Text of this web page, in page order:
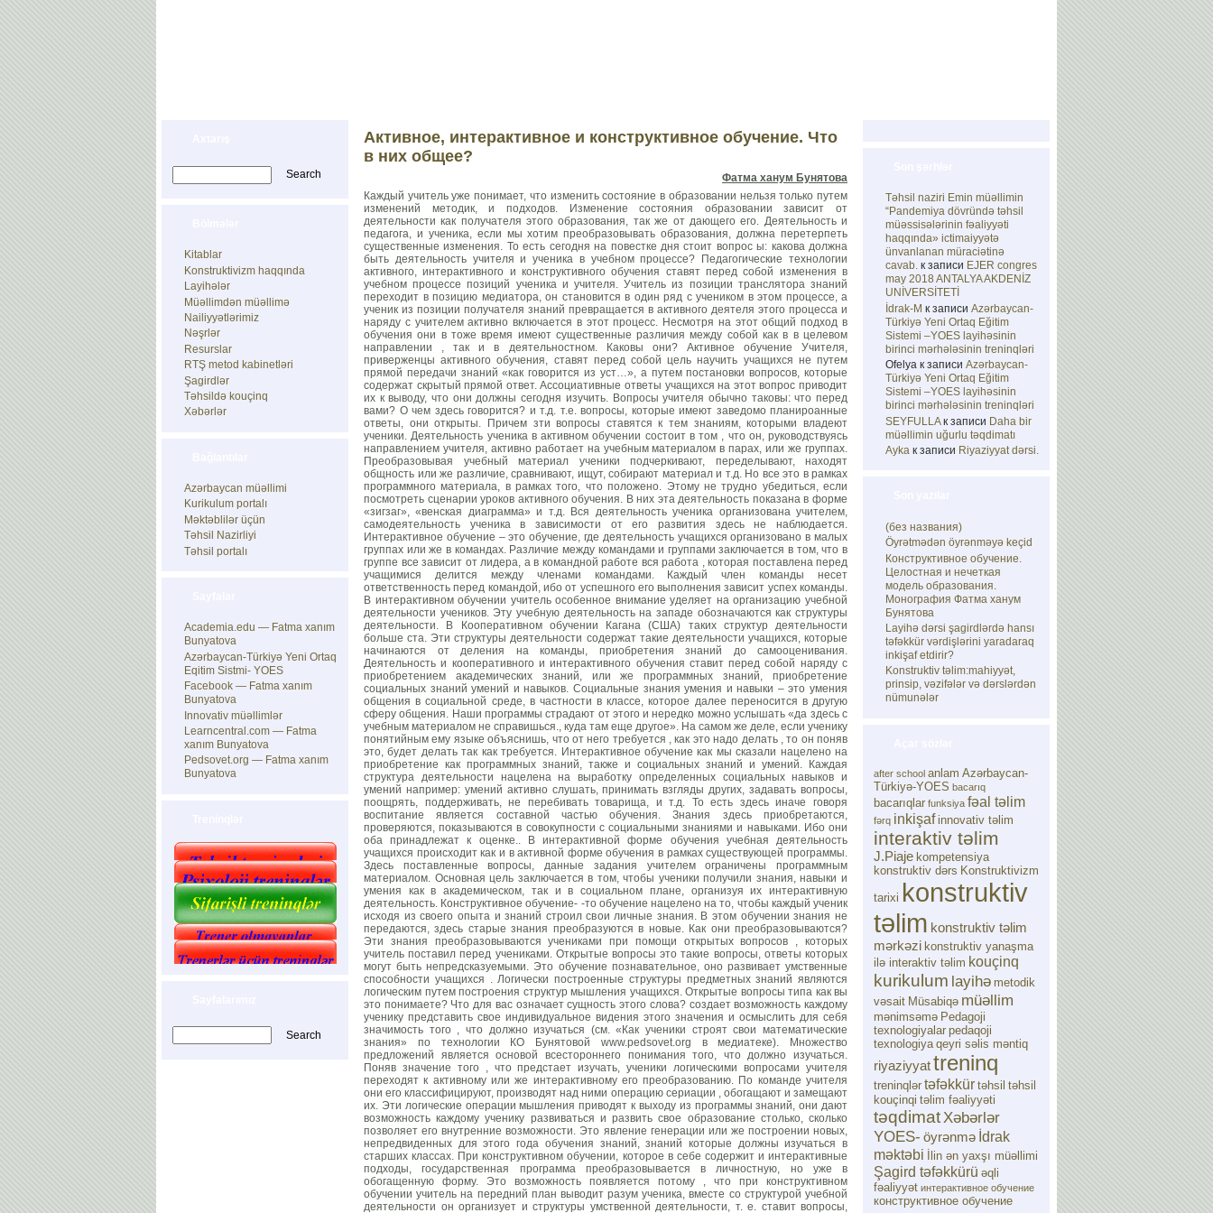
Kitablar
Konstruktivizm haqqında
Layihələr
Müəllimdən müəllimə
Nailiyyətlərimiz
Nəşrlər
Resurslar
RTŞ metod kabinetləri
Şagirdlər
Təhsildə kouçinq
Xəbərlər
Azərbaycan müəllimi
Kurikulum portalı
Məktəblilər üçün
Təhsil Nazirliyi
Təhsil portalı
Academia.edu — Fatma xanım
Bunyatova
Azərbaycan-Türkiyə Yeni Ortaq
Eqitim Sistmi- YOES
Facebook — Fatma xanım
Bunyatova
Innovativ müəllimlər
Learncentral.com — Fatma
xanım Bunyatova
Pedsovet.org — Fatma xanım
Bunyatova
Активное, интерактивное и конструктивное обучение. Что
в них общее?
Фатма ханум Бунятова
Каждый учитель уже понимает, что изменить состояние в образовании нельзя только путем
изменений методик, и подходов. Изменение состояния образовании зависит от
деятельности как получателя этого образования, так же от дающего его. Деятельность и
педагога, и ученика, если мы хотим преобразовывать образования, должна перетерпеть
существенные изменения. То есть сегодня на повестке дня стоит вопрос ы: какова должна
быть деятельность учителя и ученика в учебном процессе? Педагогические технологии
активного, интерактивного и конструктивного обучения ставят перед собой изменения в
учебном процессе позиций ученика и учителя. Учитель из позиции транслятора знаний
переходит в позицию медиатора, он становится в один ряд с учеником в этом процессе, а
ученик из позиции получателя знаний превращается в активного деятеля этого процесса и
наряду с учителем активно включается в этот процесс. Несмотря на этот общий подход в
обучения они в тоже время имеют существенные различия между собой как в в целевом
направлении , так и в деятельностном. Каковы они? Активное обучение Учителя,
приверженцы активного обучения, ставят перед собой цель научить учащихся не путем
прямой передачи знаний «как говорится из уст…», а путем постановки вопросов, которые
содержат скрытый прямой ответ. Ассоциативные ответы учащихся на этот вопрос приводит
их к выводу, что они должны сегодня изучить. Вопросы учителя обычно таковы: что перед
вами? О чем здесь говорится? и т.д. т.е. вопросы, которые имеют заведомо планироанные
ответы, они открыты. Причем зти вопросы ставятся к тем знаниям, которыми владеют
ученики. Деятельность ученика в активном обучении состоит в том , что он, руководствуясь
направлением учителя, активно работает на учебным материалом в парах, или же группах.
Преобразовывая учебный материал ученики подчеркивают, переделывают, находят
общность или же различие, сравнивают, ищут, собирают материал и т.д. Но все это в рамках
программного материала, в рамках того, что положено. Этому не трудно убедиться, если
посмотреть сценарии уроков активного обучения. В них эта деятельность показана в форме
«зигзаг», «венская диаграмма» и т.д. Вся деятельность ученика организована учителем,
самодеятельность ученика в зависимости от его развития здесь не наблюдается.
Интерактивное обучение – это обучение, где деятельность учащихся организовано в малых
группах или же в командах. Различие между командами и группами заключается в том, что в
группе все зависит от лидера, а в командной работе вся работа , которая поставлена перед
учащимися делится между членами командами. Каждый член команды несет
ответственность перед командой, ибо от успешного его выполнения зависит успех команды.
В интерактивном обучении учитель особенное внимание уделяет на организацию учебной
деятельности учеников. Эту учебную деятельность на западе обозначаются как структуры
деятельности. В Кооперативном обучении Кагана (США) таких структур деятельности
больше ста. Эти структуры деятельности содержат такие деятельности учащихся, которые
начинаются от деления на команды, приобретения знаний до самооценивания.
Деятельность и кооперативного и интерактивного обучения ставит перед собой наряду с
приобретением академических знаний, или же программных знаний, приобретение
социальных знаний умений и навыков. Социальные знания умения и навыки – это умения
общения в социальной среде, в частности в классе, которое далее переносится в другую
сферу общения. Наши программы страдают от этого и нередко можно услышать «да здесь с
учебным материалом не справишься., куда там еще другое». На самом же деле, если ученику
понятийным ему языке объяснишь, что от него требуется , как это надо делать , то он поняв
это, будет делать так как требуется. Интерактивное обучение как мы сказали нацелено на
приобретение как программных знаний, также и социальных знаний и умений. Каждая
структура деятельности нацелена на выработку определенных социальных навыков и
умений например: умений активно слушать, принимать взгляды других, задавать вопросы,
поощрять, поддерживать, не перебивать товарища, и т.д. То есть здесь иначе говоря
воспитание является составной частью обучения. Знания здесь приобретаются,
проверяются, показываются в совокупности с социальными знаниями и навыками. Ибо они
оба принадлежат к оценке.. В интерактивной форме обучения учебная деятельность
учащихся происходит как и в активной форме обучения в рамках существующей программы.
Здесь поставленные вопросы, данные задания учителем ограничены программным
материалом. Основная цель заключается в том, чтобы ученики получили знания, навыки и
умения как в академическом, так и в социальном плане, организуя их интерактивную
деятельность. Конструктивное обучение- -то обучение нацелено на то, чтобы каждый ученик
исходя из своего опыта и знаний строил свои личные знания. В этом обучении знания не
передаются, здесь старые знания преобразуются в новые. Как они преобразовываются?
Эти знания преобразовываются учениками при помощи открытых вопросов , которых
учитель поставил перед учениками. Открытые вопросы это такие вопросы, ответы которых
могут быть непредсказуемыми. Это обучение познавательное, оно развивает умственные
способности учащихся . Логически построенные структуры предметных знаний являются
логическим путем построения структур мышления учащихся. Открытые вопросы типа как вы
это понимаете? Что для вас означает сущность этого слова? создает возможность каждому
ученику представить свое индивидуальное видения этого значения и осмыслить для себя
значимость того , что должно изучаться (см. «Как ученики строят свои математические
знания» по технологии КО Бунятовой www.pedsovet.org в медиатеке). Множество
предложений является основой всестороннего понимания того, что должно изучаться.
Поняв значение того , что предстает изучать, ученики логическими вопросами учителя
переходят к активному или же интерактивному его преобразованию. По команде учителя
они его класcифицируют, производят над ними операцию сериации , обогащают и замещают
их. Эти логические операции мышления приводят к выходу из программы знаний, они дают
возможность каждому ученику развиваться и развить свое образование столько, сколько
позволяет его внутренние возможности. Это явление генерации или же построении новых,
непредвиденных для этого года обучения знаний, знаний которые должны изучаться в
старших классах. При конструктивном обучении, которое в себе содержит и интерактивные
подходы, государственная программа преобразовывается в личностную, но уже в
обогащенную форму. Это возможность появляется потому , что при конструктивном
обучении учитель на передний план выводит разум ученика, вместе со структурой учебной
деятельности он организует и структуры умственной деятельности, т. е. ставит вопросы,
Təhsil naziri Emin müəllimin
“Pandemiya dövründə təhsil
müəssisələrinin fəaliyyəti
haqqında» ictimaiyyətə
ünvanlanan müraciətinə
cavab. к записи EJER congres
may 2018 ANTALYA AKDENİZ
UNİVERSİTETİ
İdrak-M к записи Azərbaycan-
Türkiyə Yeni Ortaq Eğitim
Sistemi –YOES layihəsinin
birinci mərhələsinin treninqləri
Ofelya к записи Azərbaycan-
Türkiyə Yeni Ortaq Eğitim
Sistemi –YOES layihəsinin
birinci mərhələsinin treninqləri
SEYFULLAк записи Daha bir
müəllimin uğurlu təqdimatı
Ayka к записи Riyaziyyat dərsi.
(без названия)
Öyrətmədən öyrənməyə keçid
Конструктивное обучение.
Целостная и нечеткая
модель образования.
Монография Фатма ханум
Бунятова
Layihə dərsi şagirdlərdə hansı
təfəkkür vərdişlərini yaradaraq
inkişaf etdirir?
Konstruktiv təlim:mahiyyət,
prinsip, vəzifələr və dərslərdən
nümunələr
after school anlam Azərbaycan-
Türkiyə-YOES bacarıq
bacarıqlar funksiya fəal təlim
fərq inkişaf innovativ təlim
interaktiv təlim
J.Piaje kompetensiya
konstruktiv dərs Konstruktivizm
tarixi konstruktiv
təlim konstruktiv təlim
mərkəzi konstruktiv yanaşma
ilə interaktiv təlim kouçinq
kurikulum layihə metodik
vəsait Müsabiqə müəllim
mənimsəmə Pedagoji
texnologiyalar pedaqoji
texnologiya qeyri səlis məntiq
riyaziyyattreninq
treninqlər təfəkkür təhsil təhsil
kouçinqi təlim fəaliyyəti
təqdimat Xəbərlər
YOES- öyrənmə İdrak
məktəbi İlin ən yaxşı müəllimi
Şagird təfəkkürü əqli
fəaliyyət интерактивное обучение
конструктивное обучение